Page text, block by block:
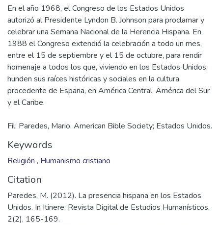
En el año 1968, el Congreso de los Estados Unidos
autorizó al Presidente Lyndon B. Johnson para proclamar y
celebrar una Semana Nacional de la Herencia Hispana. En
1988 el Congreso extendió la celebración a todo un mes,
entre el 15 de septiembre y el 15 de octubre, para rendir
homenaje a todos los que, viviendo en los Estados Unidos,
hunden sus raíces históricas y sociales en la cultura
procedente de España, en América Central, América del Sur
Fil: Paredes, Mario. American Bible Society; Estados Unidos.
Keywords
Religión , Humanismo cristiano
Citation
Paredes, M. (2012). La presencia hispana en los Estados
Unidos. In Itinere: Revista Digital de Estudios Humanísticos,
2(2), 165-169.